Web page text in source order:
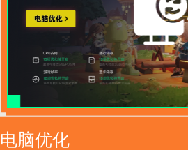
电脑优化